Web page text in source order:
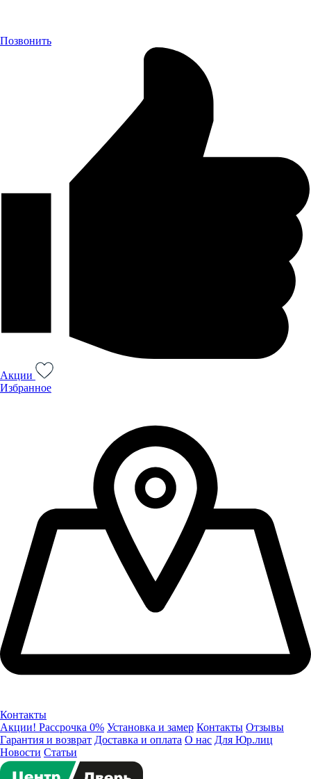
Позвонить
Акции
Избранное
Контакты
Акции! Рассрочка 0% Установка и замер Контакты Отзывы
Гарантия и возврат Доставка и оплата О нас Для Юр.лиц
Новости Статьи